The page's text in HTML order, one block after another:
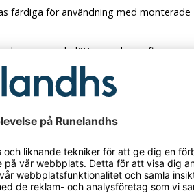
färdiga för användning med monterade
som underlättar vardagen finns som
enligt Möbelfakta och SundaHus.
olika dimensioner, kombinationer, färger,
till klädskåpet. Hittar du inte vad du
alternativ anpassade efter ditt behov.
som standard med klinka för hänglås
kan också levereras, ge besked vid